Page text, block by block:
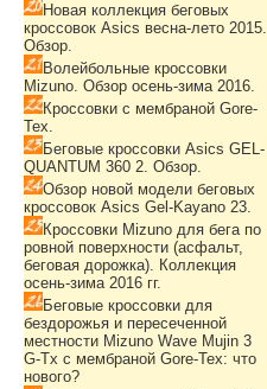
Новая коллекция беговых
кроссовок Asics весна-лето 2015.
Обзор.
Волейбольные кроссовки
Mizuno. Обзор осень-зима 2016.
Кроссовки с мембраной Gore-
Tex.
Беговые кроссовки Asics GEL-
QUANTUM 360 2. Обзор.
Обзор новой модели беговых
кроссовок Asics Gel-Kayano 23.
Кроссовки Mizuno для бега по
ровной поверхности (асфальт,
беговая дорожка). Коллекция
осень-зима 2016 гг.
Беговые кроссовки для
бездорожья и пересеченной
местности Mizuno Wave Mujin 3
G-Tx с мембраной Gore-Tex: что
нового?